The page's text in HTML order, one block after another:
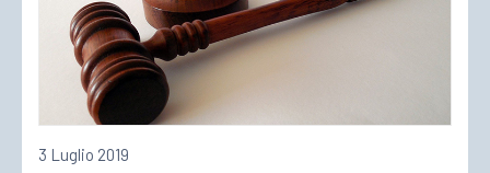
3 Luglio 2019